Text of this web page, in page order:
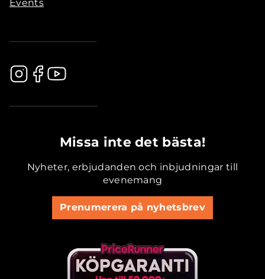
Events
Missa inte det bästa!
Nyheter, erbjudanden och inbjudningar till
evenemang
Prenumerera på nyhetsbrev